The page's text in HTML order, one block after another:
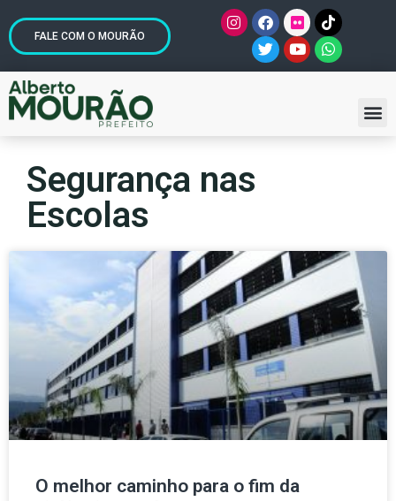
FALE COM O MOURÃO
Segurança nas
Escolas
O melhor caminho para o fim da